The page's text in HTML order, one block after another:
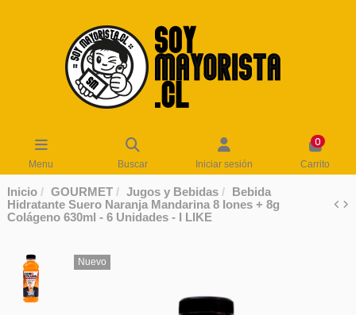
Menu Buscar Iniciar sesión
0
Carrito
Inicio GOURMET Jugos y Bebidas
Bebida
Hidratante Suero Naranja Mandarina 8 Iones + 8g
Colágeno 630ml - 6 Unidades - I LIKE
Nuevo